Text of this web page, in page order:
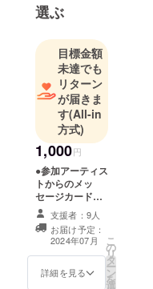
限りある命
＝Ephemeral
をテーマ
に、国内外
において花
やキャンド
ル等を使っ
たエフェメ
ラル・アー
トを創作。
大地をキャ
ンバスに花
びらで描く
花絵「イン
タ」の日本
選ぶ
目標金額
未達でも
リターン
が届きま
す(All-in
方式)
1,000円
●参加アーティス
トからのメッ
セージカードを
メールで送付
支援者：9人
お届け予定：
2024年07月
詳細を見る
こ
の
リ
タ
ー
ン
を
選